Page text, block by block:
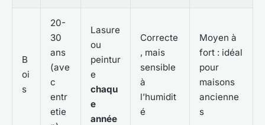
B
oi
s
20-
30
ans
(ave
c
entr
etie
Lasure
ou
peintur
e
chaqu
e
année
Correcte
, mais
sensible
à
l’humidit
é
Moyen à
fort : idéal
pour
maisons
ancienne
s